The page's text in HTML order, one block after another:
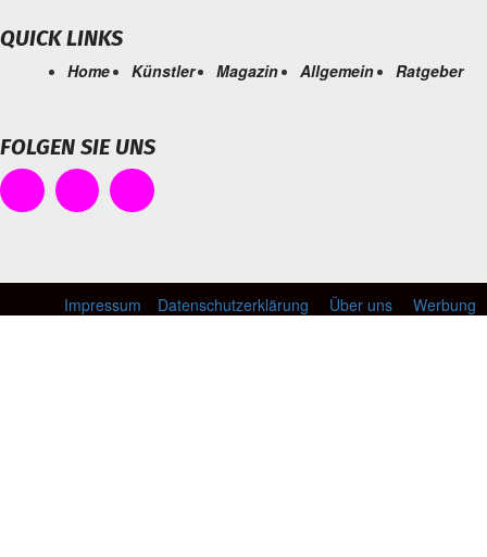
QUICK LINKS
Home Künstler Magazin Allgemein Ratgeber
FOLGEN SIE UNS
Impressum Datenschutzerklärung Über uns Werbung